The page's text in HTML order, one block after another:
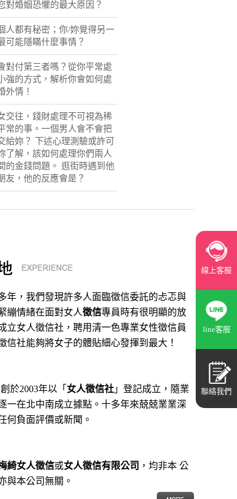
線上客服
line客服
聯絡我們
對婚姻恐懼的最大原因？
人都有秘密；你/妳覺得另一
可能隱瞞什麼事情？
對付第三者嗎？從你平常處
強的方式，解析你會如何處
外情！
交往，錢財處理不可視為稀
常的事。一個男人會不會把
給妳？ 下述心理測驗或許可
了解，該如何處理你們兩人
的金錢問題。 逛街時遇到他
友，他的反應會是？
年，我們發現許多人面臨徵信委託的忐忑與
繃情緒在面對女人徵信專員時有很明顯的放
立女人徵信社，聘用清一色專業女性徵信員
信社能夠將女子的體貼細心發揮到最大 ！
於2003年以「 女人徵信社 」登記成立，隨業
一在北中南成立據點。十多年來兢兢業業深
何負面評價或新聞。
綺女人徵信或女人徵信有限公司 ，均非本 公
與本公司無關。